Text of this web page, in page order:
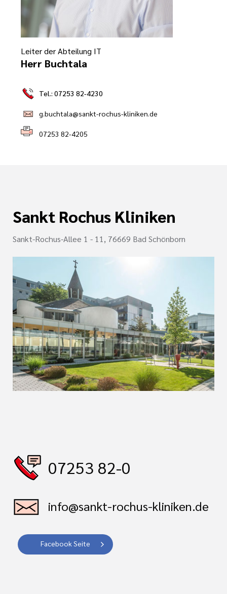
Therapie
Fakten
Leiter der Abteilung IT
Herr Buchtala
Tel.: 07253 82-4230
g.buchtala@sankt-rochus-kliniken.de
07253 82-4205
Sankt Rochus Kliniken
Sankt-Rochus-Allee 1 - 11, 76669 Bad Schönborn
07253 82-0
info@sankt-rochus-kliniken.de
Facebook Seite